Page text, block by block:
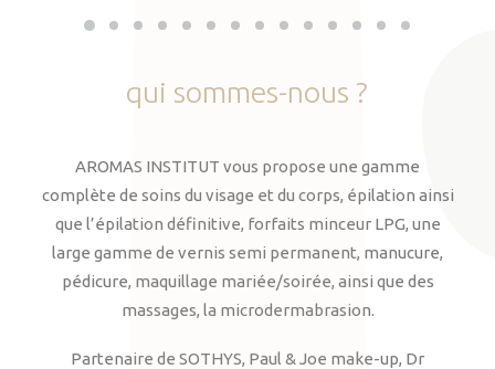
qui sommes-nous ?
AROMAS INSTITUT vous propose une gamme
complète de soins du visage et du corps, épilation ainsi
que l’épilation définitive, forfaits minceur LPG, une
large gamme de vernis semi permanent, manucure,
pédicure, maquillage mariée/soirée, ainsi que des
massages, la microdermabrasion.
Partenaire de SOTHYS, Paul & Joe make-up, Dr